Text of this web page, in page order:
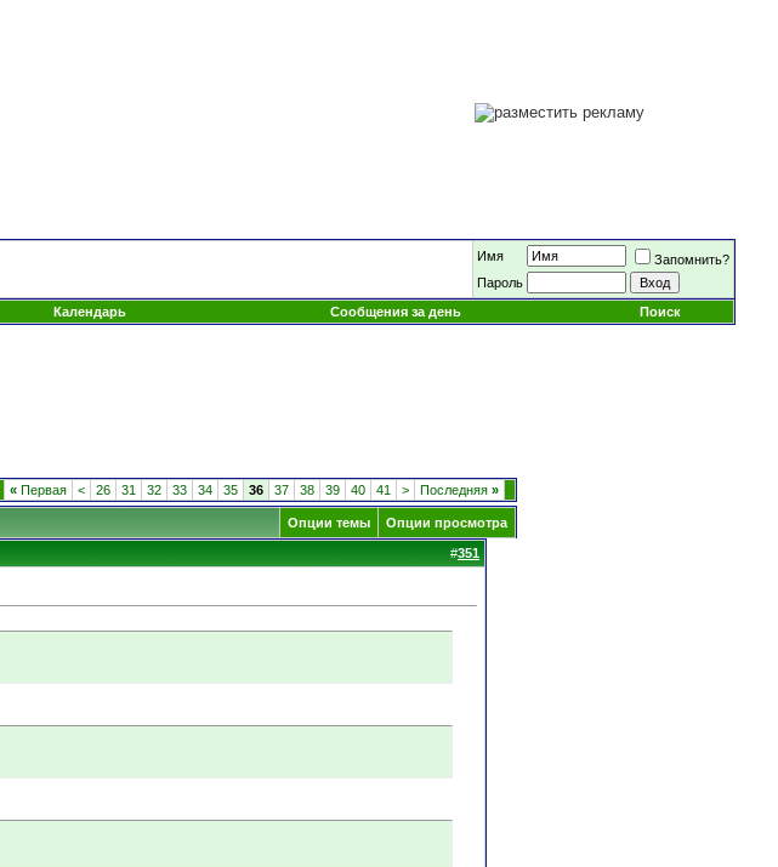
Имя
Запомнить?
Пароль
Календарь Сообщения за день Поиск
« Первая < 26 31 32 33 34 35 36 37 38 39 40 41 > Последняя »
Опции темы Опции просмотра
#351